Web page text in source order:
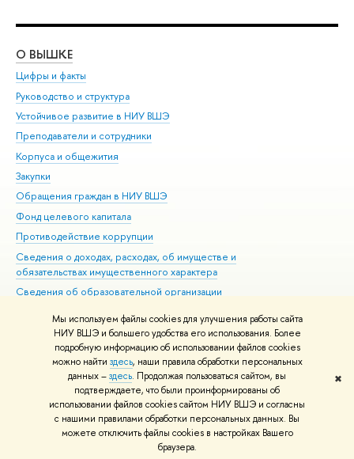
Мы используем файлы cookies для улучшения работы сайта
НИУ ВШЭ и большего удобства его использования. Более
подробную информацию об использовании файлов cookies
можно найти здесь, наши правила обработки персональных
данных –здесь. Продолжая пользоваться сайтом, вы
подтверждаете, что были проинформированы об
использовании файлов cookies сайтом НИУ ВШЭ и согласны
с нашими правилами обработки персональных данных. Вы
можете отключить файлы cookies в настройках Вашего
браузера.
✖
О ВЫШКЕ
Цифры и факты
Руководство и структура
Устойчивое развитие в НИУ ВШЭ
Преподаватели и сотрудники
Корпуса и общежития
Закупки
Обращения граждан в НИУ ВШЭ
Фонд целевого капитала
Противодействие коррупции
Сведения о доходах, расходах, об имуществе и
обязательствах имущественного характера
Сведения об образовательной организации
Людям с ограниченными возможностями здоровья
Единая платежная страница
Работа в Вышке
© НИУ ВШЭ 1993–2026 Адреса и контакты Условия использования
материалов Политика конфиденциальности Карта сайта
Шрифты HSE Sans и HSE Slab разработаны вШколе дизайна НИУ ВШЭ